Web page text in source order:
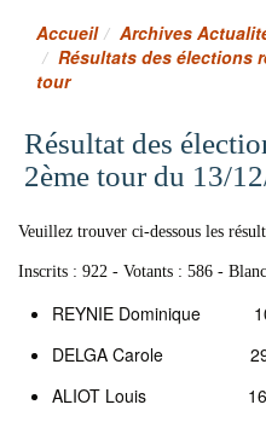
Accueil
Archives
Résultats des élections
tour
Résultat des
2ème tour du 13/
Veuillez trouver ci-dessous les
Inscrits : 922 - Votants : 586 -
REYNIE Dominique
DELGA Carole
ALIOT Louis